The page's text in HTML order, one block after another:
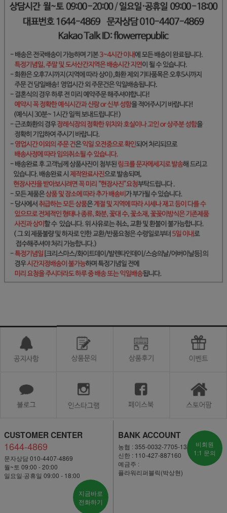
CUSTOMER CENTER
1644-4869
문자상담 010-4407-4869
월~토 09:00 - 20:00
일요일·공휴일 09:00 - 18:00
지금바로
전화하기
BANK ACCOUNT
농협 : 355-0032-7705-13
신한 : 110-427-887160
예금주 :
플라워리퍼블릭(박상현)
비회원
1:1 문의